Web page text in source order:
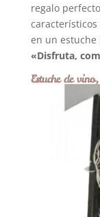
regalo
en un estuche
«Disfruta,
Estuche de